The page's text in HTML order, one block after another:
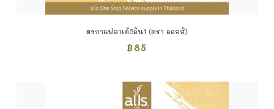
ผงกาแฟลาเต้3อิน1 (ตรา ออลส์)
฿ 85